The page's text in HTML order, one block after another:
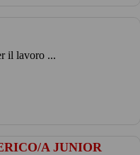
il lavoro ...
A JUNIOR